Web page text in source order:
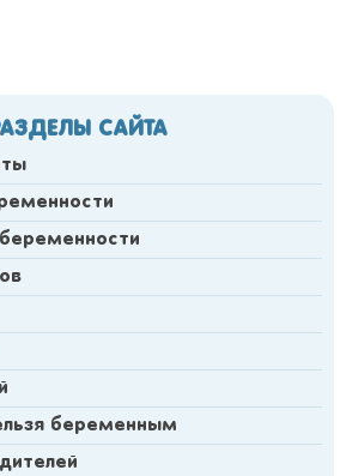
САЙТА
беременным